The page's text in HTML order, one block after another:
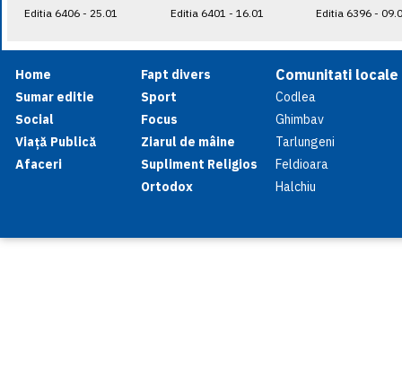
Editia 6406 - 25.01
Editia 6401 - 16.01
Editia 6396 -
Home
Sumar editie
Social
Viață Publică
Afaceri
Fapt divers
Sport
Focus
Ziarul de mâine
Supliment Religios
Ortodox
Comunitati locale
Codlea
Ghimbav
Tarlungeni
Feldioara
Halchiu